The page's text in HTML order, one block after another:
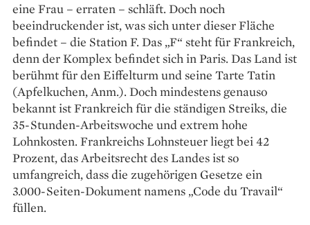
eine Frau – erraten – schläft. Doch noch
beeindruckender ist, was sich unter dieser Fläche
befindet – die Station F. Das „F“ steht für Frankreich,
denn der Komplex befindet sich in Paris. Das Land ist
berühmt für den Eiffelturm und seine Tarte Tatin
(Apfelkuchen, Anm.). Doch mindestens genauso
bekannt ist Frankreich für die ständigen Streiks, die
35-Stunden-Arbeitswoche und extrem hohe
Lohnkosten. Frankreichs Lohnsteuer liegt bei 42
Prozent, das Arbeitsrecht des Landes ist so
umfangreich, dass die zugehörigen Gesetze ein
3.000-­Seiten-Dokument namens „Code du Travail“
füllen.